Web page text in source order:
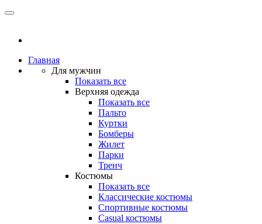
Главная
Для мужчин
Показать все
Верхняя одежда
Показать все
Пальто
Куртки
Бомберы
Жилет
Парки
Тренч
Костюмы
Показать все
Классические костюмы
Спортивные костюмы
Casual костюмы